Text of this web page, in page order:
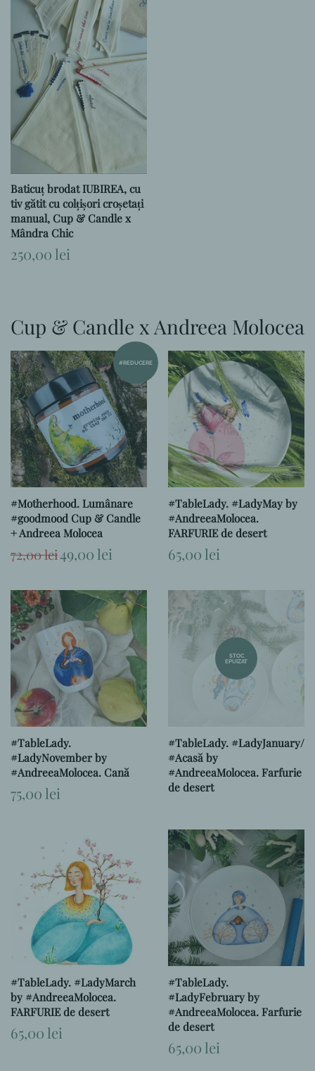
Baticuț brodat IUBIREA, cu
tiv gătit cu colțișori croșetați
manual, Cup & Candle x
Mândra Chic
Preț
obișnuit
250,00 lei
Cup & Candle x Andreea Molocea
#REDUCERE
#Motherhood. Lumânare
#goodmood Cup & Candle
+ Andreea Molocea
Preț
obișnuit
72,00 lei Preț
la
49,00 lei
#TableLady. #LadyMay by
#AndreeaMolocea.
FARFURIE de desert
Preț
obișnuit
65,00 lei
#TableLady.
#LadyNovember by
#AndreeaMolocea. Cană
Preț
obișnuit
75,00 lei
STOC
EPUIZAT
#TableLady. #LadyJanuary/
#Acasă by
#AndreeaMolocea. Farfurie
de desert
#TableLady. #LadyMarch
by #AndreeaMolocea.
FARFURIE de desert
Preț
obișnuit
65,00 lei
#TableLady.
#LadyFebruary by
#AndreeaMolocea. Farfurie
de desert
Preț
obișnuit
65,00 lei